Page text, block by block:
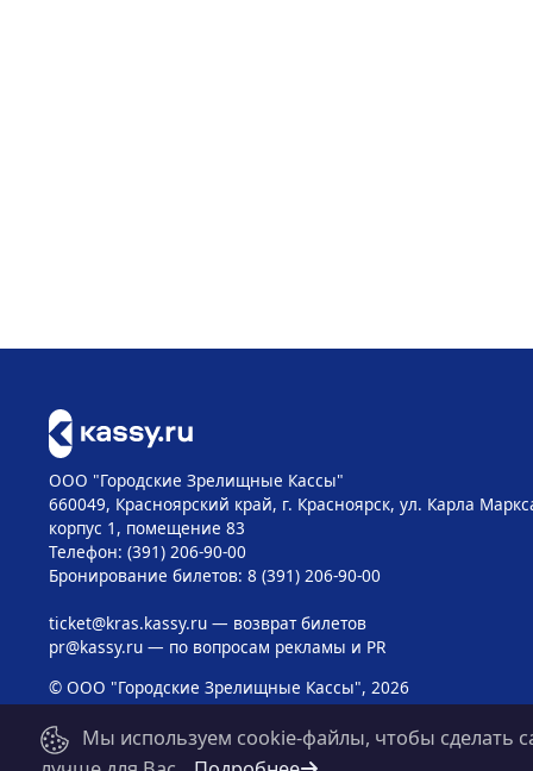
ООО "Городские Зрелищные Кассы"
660049, Красноярский край, г. Красноярск, ул. Карла
корпус 1, помещение 83
Телефон: (391) 206-90-00
Бронирование билетов: 8 (391) 206-90-00
ticket@kras.kassy.ru— возврат билетов
pr@kassy.ru— по вопросам рекламы и PR
© ООО "Городские Зрелищные Кассы", 2026
Мы используем cookie-файлы, чтобы сделать